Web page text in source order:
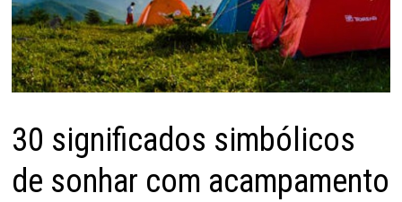
30 significados simbólicos
de sonhar com acampamento